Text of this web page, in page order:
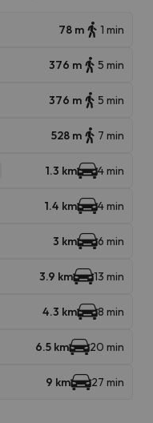
78 m 1 min
376 m 5 min
376 m 5 min
528 m 7 min
1.3 km 4 min
1.4 km 4 min
3 km 6 min
3.9 km 13 min
4.3 km 8 min
6.5 km 20 min
9 km 27 min